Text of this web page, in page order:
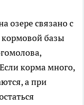
озере связано с
базы
корма много,
а при